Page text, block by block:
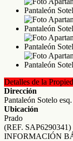
Detalles de la
Dirección
Pantaleón Sotelo
Ubicación
Prado
(REF. SAP6290341)
INFORMACIÓN